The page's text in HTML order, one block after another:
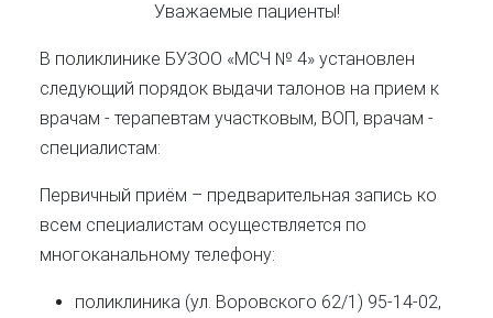
Уважаемые пациенты!
В поликлинике БУЗОО «МСЧ № 4» установлен
следующий порядок выдачи талонов на прием к
врачам - терапевтам участковым, ВОП, врачам -
специалистам:
Первичный приём – предварительная запись ко
всем специалистам осуществляется по
многоканальному телефону:
поликлиника (ул. Воровского 62/1) 95-14-02,